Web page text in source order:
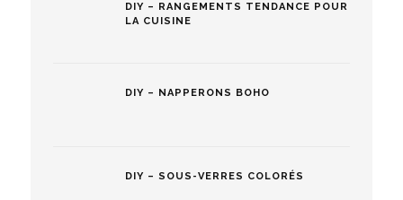
DIY – RANGEMENTS TENDANCE POUR
LA CUISINE
DIY – NAPPERONS BOHO
DIY – SOUS-VERRES COLORÉS